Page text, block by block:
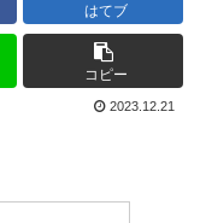
はてブ
コピー
2023.12.21